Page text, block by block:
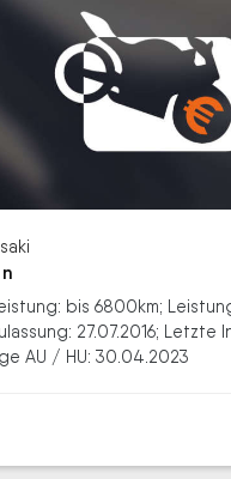
bis 6800km;
27.07.2016; Letzte
AU / HU: 30.04.2023